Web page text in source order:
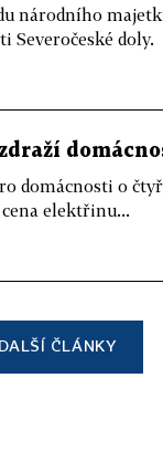
národního
Severočeské doly.
domácnosti o
elektřinu...
DALŠÍ ČLÁNKY